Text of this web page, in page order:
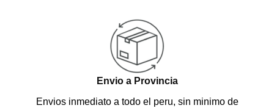
Envio a Provincia
Envios inmediato a todo el peru, sin minimo de